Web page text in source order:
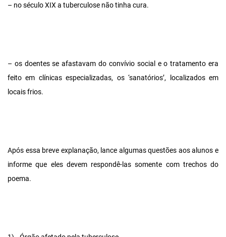
– no século XIX a tuberculose não tinha cura.
– os doentes se afastavam do convívio social e o tratamento era
feito em clínicas especializadas, os ‘sanatórios’, localizados em
locais frios.
Após essa breve explanação, lance algumas questões aos alunos e
informe que eles devem respondê-las somente com trechos do
poema.